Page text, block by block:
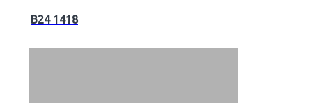
B24 1418